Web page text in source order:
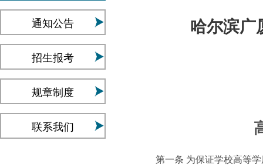
通知公告
招生报考
规章制度
联系我们
哈尔滨广
第一条 为保证学校高等